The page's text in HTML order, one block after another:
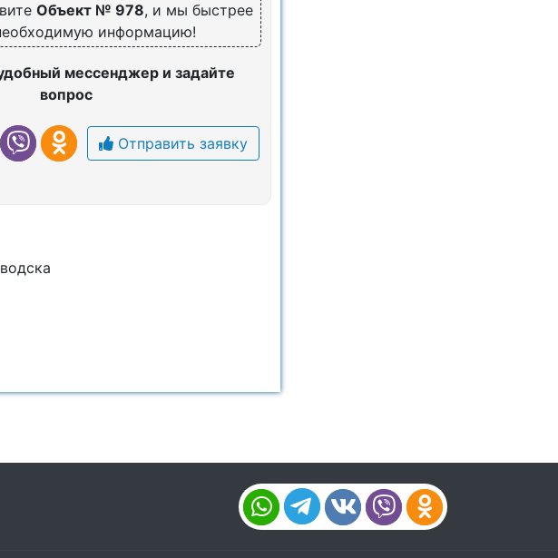
Объект № 978, и мы быстрее
информацию!
мессенджер и задайте
вопрос
Отправить заявку